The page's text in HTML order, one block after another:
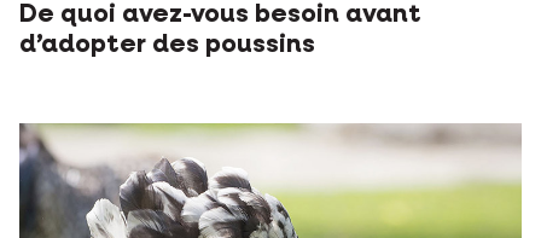
De quoi avez-vous besoin avant
d’adopter des poussins